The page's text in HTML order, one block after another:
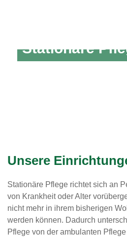
Stationäre
Unsere
Stationäre Pflege richtet sich an
von Krankheit oder Alter
nicht mehr in ihrem bisherigen
werden können. Dadurch
Pflege von der ambulanten